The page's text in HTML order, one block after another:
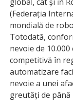
(Federația
mondială de
Totodată,
nevoie de
competitivă în
automatizare
nevoie a unei
greutăți de până